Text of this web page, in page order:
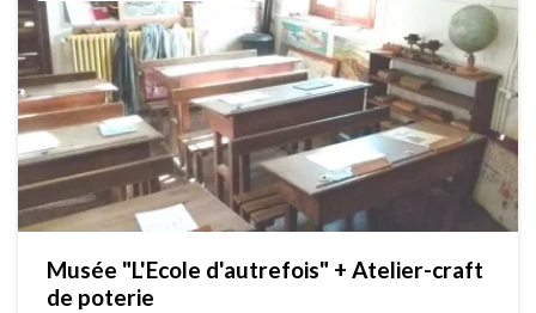
Musée "L'Ecole d'autrefois" + Atelier-craft
de poterie